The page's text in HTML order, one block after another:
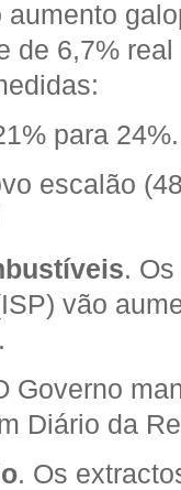
de 6,7%
para 24%.
escalão
.
vão
Governo
Diário da
. Os